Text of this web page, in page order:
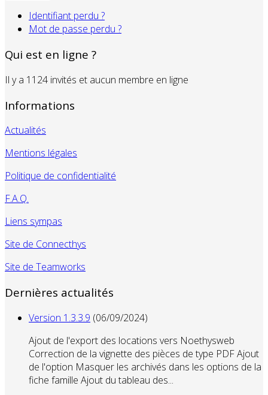
Identifiant perdu ?
Mot de passe perdu ?
Qui est en ligne ?
Il y a 1124 invités et aucun membre en ligne
Informations
Actualités
Mentions légales
Politique de confidentialité
F.A.Q.
Liens sympas
Site de Connecthys
Site de Teamworks
Dernières actualités
Version 1.3.3.9 (06/09/2024)
Ajout de l'export des locations vers Noethysweb
Correction de la vignette des pièces de type PDF Ajout
de l'option Masquer les archivés dans les options de la
fiche famille Ajout du tableau des...